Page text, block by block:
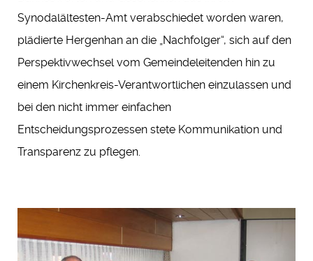
Synodalältesten-Amt verabschiedet worden waren,
plädierte Hergenhan an die „Nachfolger“, sich auf den
Perspektivwechsel vom Gemeindeleitenden hin zu
einem Kirchenkreis-Verantwortlichen einzulassen und
bei den nicht immer einfachen
Entscheidungsprozessen stete Kommunikation und
Transparenz zu pflegen.